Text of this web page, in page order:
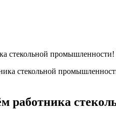
стекольной промышленности!
работника